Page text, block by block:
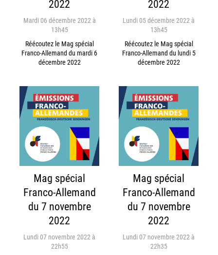
2022
Mardi 06 décembre 2022 à
13h45
Réécoutez le Mag spécial
Franco-Allemand du mardi 6
décembre 2022
2022
Lundi 05 décembre 2022 à
13h45
Réécoutez le Mag spécial
Franco-Allemand du lundi 5
décembre 2022
Mag spécial
Franco-Allemand
du 7 novembre
2022
Lundi 07 novembre 2022 à
22h55
Mag spécial
Franco-Allemand
du 7 novembre
2022
Lundi 07 novembre 2022 à
22h35